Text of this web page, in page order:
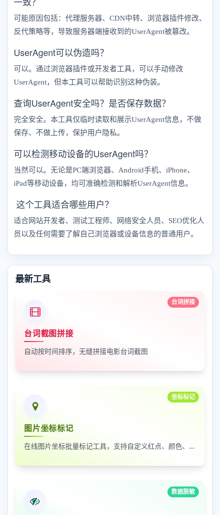
可能原因包括：代理服务器、CDN中转、浏览器插件修改、
反代策略等，导致服务器端接收到的UserAgent被篡改。
UserAgent可以伪造吗？
可以。通过浏览器插件或开发者工具，可以手动修改
UserAgent，但本工具可以帮助识别这种伪装。
查询UserAgent安全吗？是否保存数据？
完全安全。本工具仅临时读取和展示UserAgent信息，不做
保存、不做上传，保护用户隐私。
可以检测移动设备的UserAgent吗？
当然可以。无论是PC端浏览器、Android手机、iPhone、
iPad等移动设备，均可准确检测和解析UserAgent信息。
这个工具适合哪些用户？
适合网站开发者、测试工程师、网络安全人员、SEO优化人
员以及任何需要了解自己浏览器或设备信息的普通用户。
最新工具
台词拼接
台词截图拼接
自动按时间排序，无缝拼接电影台词截图
坐标标记
图片坐标标记
在线图片坐标批量标记工具，支持自定义红点、颜色、大小及序号
数据脱敏